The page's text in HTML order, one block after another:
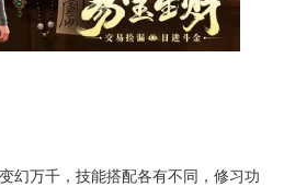
幻万千，技能搭配各有不同，修习功